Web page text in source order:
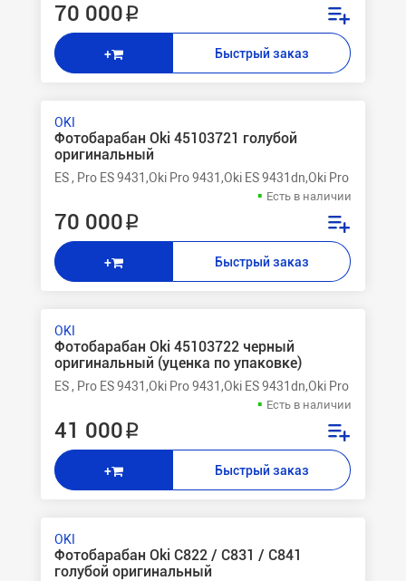
70 000 ₽
+ Быстрый заказ
OKI
Фотобарабан Oki 45103721 голубой
оригинальный
ES , Pro ES 9431,Oki Pro 9431,Oki ES 9431dn,Oki Pro
Есть в наличии
70 000 ₽
+ Быстрый заказ
OKI
Фотобарабан Oki 45103722 черный
оригинальный (уценка по упаковке)
ES , Pro ES 9431,Oki Pro 9431,Oki ES 9431dn,Oki Pro
Есть в наличии
41 000 ₽
+ Быстрый заказ
OKI
Фотобарабан Oki C822 / C831 / C841
голубой оригинальный